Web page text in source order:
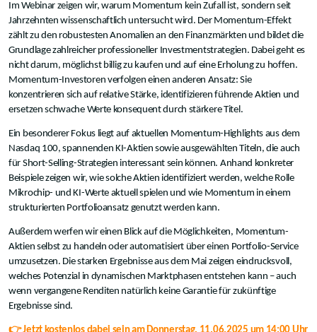
Im Webinar zeigen wir, warum Momentum kein Zufall ist, sondern seit
Jahrzehnten wissenschaftlich untersucht wird. Der Momentum-Effekt
zählt zu den robustesten Anomalien an den Finanzmärkten und bildet die
Grundlage zahlreicher professioneller Investmentstrategien. Dabei geht es
nicht darum, möglichst billig zu kaufen und auf eine Erholung zu hoffen.
Momentum-Investoren verfolgen einen anderen Ansatz: Sie
konzentrieren sich auf relative Stärke, identifizieren führende Aktien und
ersetzen schwache Werte konsequent durch stärkere Titel.
Ein besonderer Fokus liegt auf aktuellen Momentum-Highlights aus dem
Nasdaq 100, spannenden KI-Aktien sowie ausgewählten Titeln, die auch
für Short-Selling-Strategien interessant sein können. Anhand konkreter
Beispiele zeigen wir, wie solche Aktien identifiziert werden, welche Rolle
Mikrochip- und KI-Werte aktuell spielen und wie Momentum in einem
strukturierten Portfolioansatz genutzt werden kann.
Außerdem werfen wir einen Blick auf die Möglichkeiten, Momentum-
Aktien selbst zu handeln oder automatisiert über einen Portfolio-Service
umzusetzen. Die starken Ergebnisse aus dem Mai zeigen eindrucksvoll,
welches Potenzial in dynamischen Marktphasen entstehen kann – auch
wenn vergangene Renditen natürlich keine Garantie für zukünftige
Ergebnisse sind.